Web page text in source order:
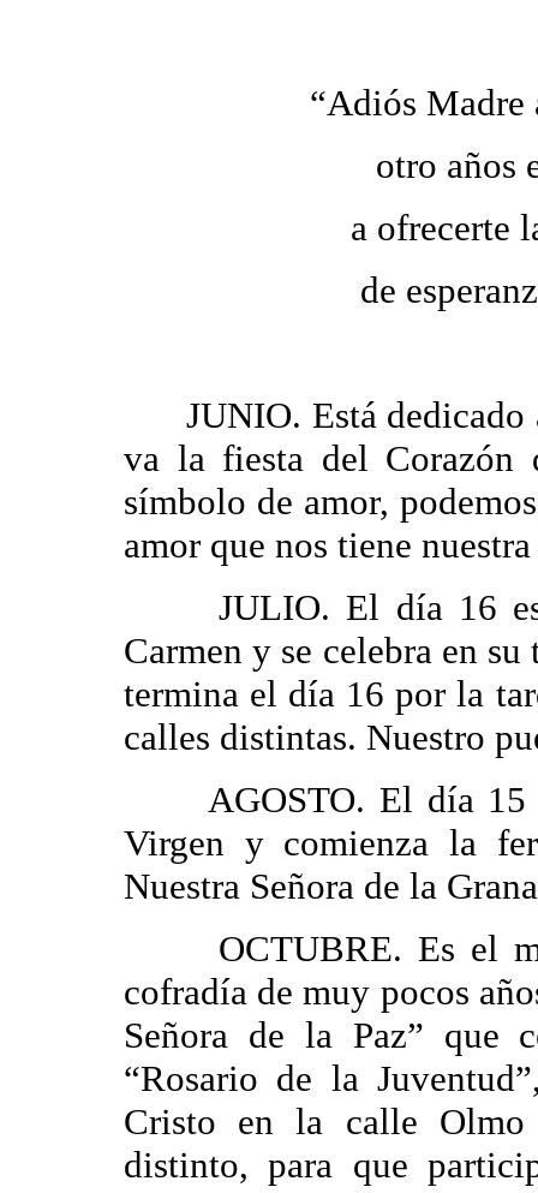
“Adiós
otro años
a ofrecerte
de
JUNIO. Está dedicado
va la fiesta del Corazón
símbolo de amor,
amor que nos tiene
JULIO. El día 16 es
Carmen y se celebra en
termina el día 16 por la
calles distintas. Nuestro
AGOSTO. El día 15
Virgen y comienza la
Nuestra Señora de la
OCTUBRE. Es el
cofradía de muy pocos
Señora de la Paz” que
“Rosario de la
Cristo en la calle
distinto, para que